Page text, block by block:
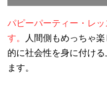
パピーパーティー・レ
す。
人間側もめっちゃ
的に社会性を身に付け
ます。